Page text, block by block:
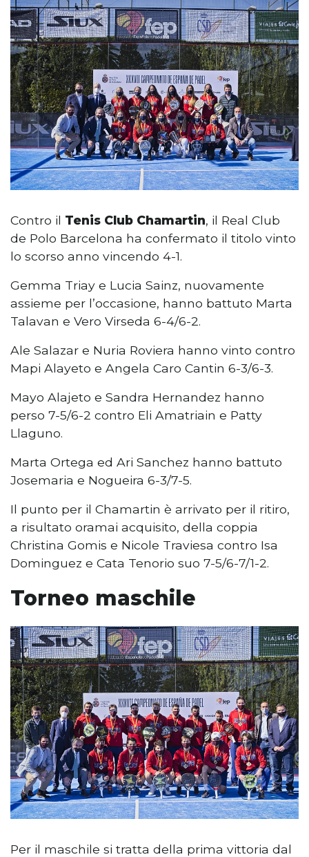
Contro il Tenis Club Chamartin, il Real Club
de Polo Barcelona ha confermato il titolo vinto
lo scorso anno vincendo 4-1.
Gemma Triay e Lucia Sainz, nuovamente
assieme per l’occasione, hanno battuto Marta
Talavan e Vero Virseda 6-4/6-2.
Ale Salazar e Nuria Roviera hanno vinto contro
Mapi Alayeto e Angela Caro Cantin 6-3/6-3.
Mayo Alajeto e Sandra Hernandez hanno
perso 7-5/6-2 contro Eli Amatriain e Patty
Llaguno.
Marta Ortega ed Ari Sanchez hanno battuto
Josemaria e Nogueira 6-3/7-5.
Il punto per il Chamartin è arrivato per il ritiro,
a risultato oramai acquisito, della coppia
Christina Gomis e Nicole Traviesa contro Isa
Dominguez e Cata Tenorio suo 7-5/6-7/1-2.
Torneo maschile
Per il maschile si tratta della prima vittoria dal